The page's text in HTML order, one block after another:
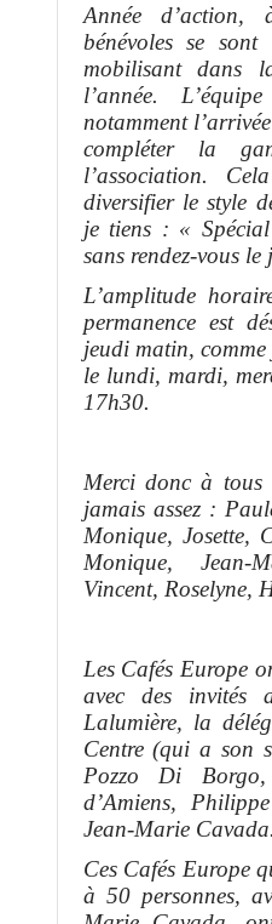
Année
bénévoles se
mobilisant dans
l’année.
notamment
compléter la
l’association.
diversifier le style
je tiens : «
sans rendez-vous
L’amplitude
permanence est
jeudi matin,
le lundi, mardi,
17h30.
Merci donc à tous
jamais assez :
Monique, Josette,
Monique, Jean-
Vincent, Roselyne,
Les Cafés Europe
avec des invités
Lalumière, la
Centre (qui a son
Pozzo Di Borgo,
d’Amiens,
Jean-Marie
Ces Cafés Europe
à 50 personnes,